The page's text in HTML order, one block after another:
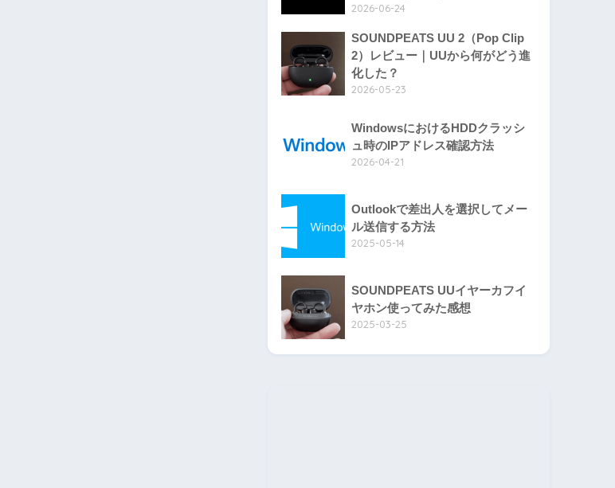
2026-06-24
SOUNDPEATS UU 2（Pop Clip
2）レビュー｜UUから何がどう進
化した？
2026-05-23
WindowsにおけるHDDクラッシ
ュ時のIPアドレス確認方法
2026-04-21
Outlookで差出人を選択してメー
ル送信する方法
2025-05-14
SOUNDPEATS UUイヤーカフイ
ヤホン使ってみた感想
2025-03-25